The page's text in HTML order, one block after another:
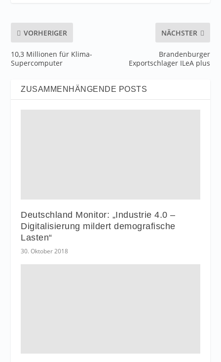
VORHERIGER
10,3 Millionen für Klima-
Supercomputer
NÄCHSTER
Brandenburger
Exportschlager ILeA plus
ZUSAMMENHÄNGENDE POSTS
Deutschland Monitor: „Industrie 4.0 –
Digitalisierung mildert demografische
Lasten“
30. Oktober 2018